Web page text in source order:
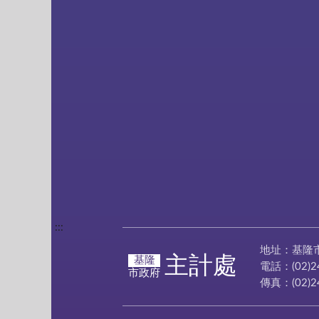
:::
基隆
市政府 主計處
地址：基隆
電話：
傳真：